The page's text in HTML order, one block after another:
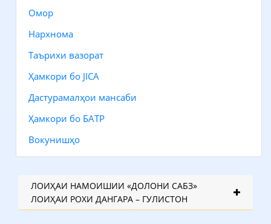
Омор
Нархнома
Таърихи вазорат
Ҳамкори бо JICA
Дастурамалҳои мансаби
Ҳамкори бо БАТР
Вокунишҳо
ЛОИҲАИ НАМОИШИИ «ДОЛОНИ САБЗ»
ЛОИҲАИ РОХИ ДАНГАРА – ГУЛИСТОН